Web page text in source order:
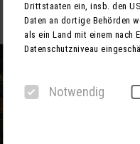
Die Schlagernacht des Jahres
Deutschlands feinste Schlager-
Drittstaaten ein, insb. den
Daten an dortige Behörden
als ein Land mit einem nach
Datenschutzniveau
Notwendig